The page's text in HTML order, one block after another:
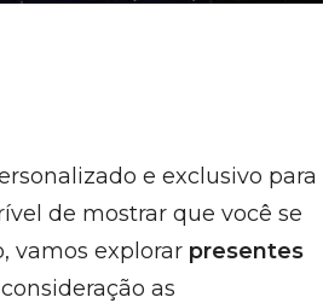
e exclusivo para
de mostrar que você se
vamos explorar presentes
as